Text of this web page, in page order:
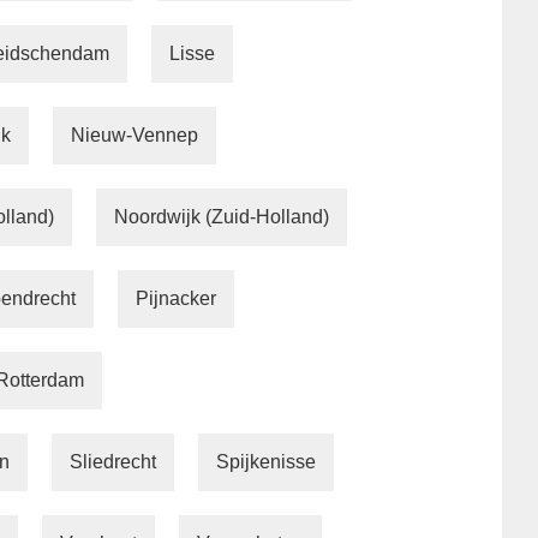
Lisse
Nieuw-Vennep
Noordwijk (Zuid-Holland)
Pijnacker
Sliedrecht Spijkenisse